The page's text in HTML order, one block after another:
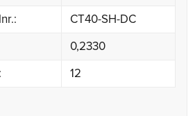
CT40-SH-DC
0,2330
12